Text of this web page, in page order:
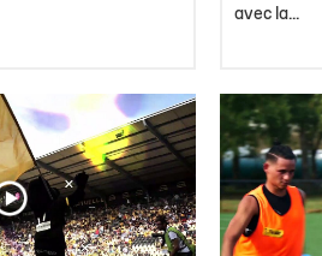
avec la...